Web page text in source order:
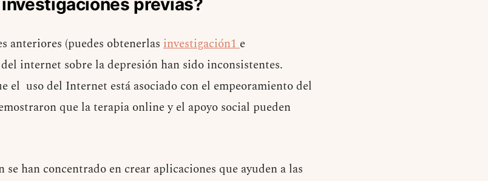
previas?
anteriores (puedes obtenerlas investigación1e
internet sobre la depresión han sido inconsistentes.
el uso del Internet está asociado con el empeoramiento del
que la terapia online y el apoyo social pueden
han concentrado en crear aplicaciones que ayuden a las